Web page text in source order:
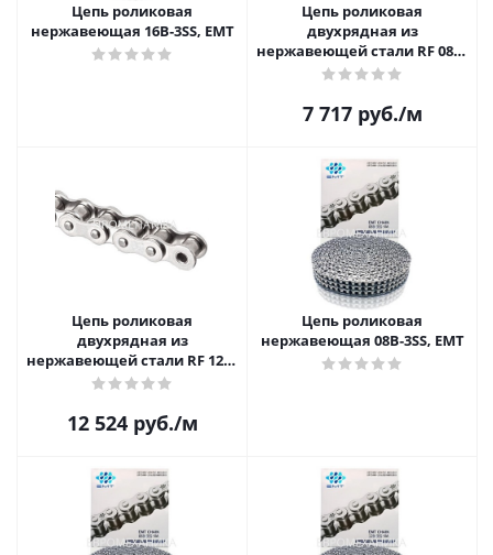
Цепь роликовая
нержавеющая 16B-3SS, EMT
Цепь роликовая
двухрядная из
нержавеющей стали RF 08B-
2
7 717руб./м
Цепь роликовая
двухрядная из
нержавеющей стали RF 12B-
2
12 524руб./м
Цепь роликовая
нержавеющая 08B-3SS, EMT